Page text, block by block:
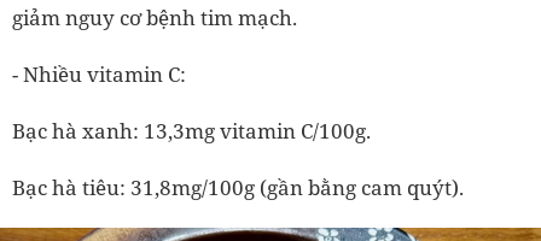
giảm nguy cơ bệnh tim mạch.
-Nhiều vitamin C:
Bạc hà xanh: 13,3mg vitamin C/100g.
Bạc hà tiêu: 31,8mg/100g (gần bằng cam quýt).